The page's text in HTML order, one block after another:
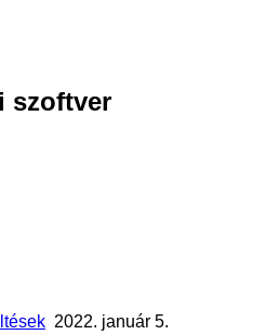
szoftver
2022. január 5.